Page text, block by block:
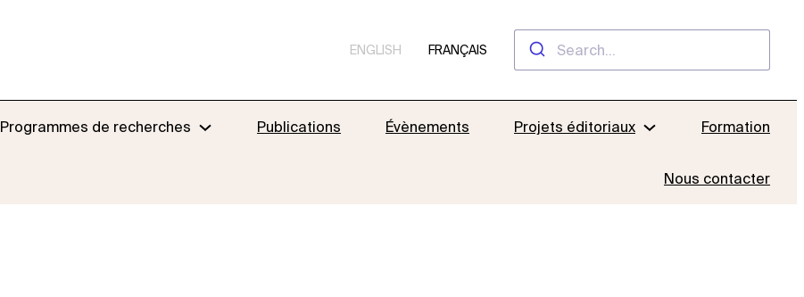
ENGLISH FRANÇAIS
Programmes de recherches Publications Évènements Projets éditoriaux Formation
Nous contacter